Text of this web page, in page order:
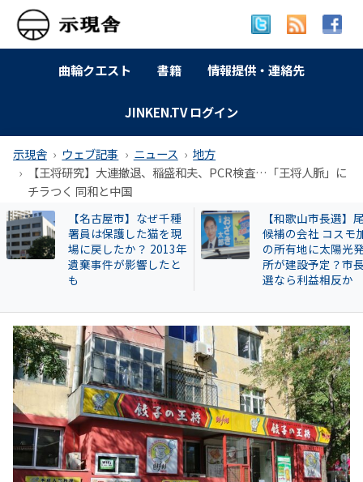
曲輪クエスト 書籍 情報提供・連絡先
JINKEN.TV ログイン
示現舎 ウェブ記事 ニュース
地方
【王将研究】大連撤退、稲盛和夫、PCR検査…「王将人脈」に
チラつく 同和と中国
【和歌山市長選】尾崎
候補の会社 コスモ加太
の所有地に太陽光発電
所が建設予定？市長当
選なら利益相反か
特別企画 解放同盟
政等が 過去に公開
部落・同和地区リ